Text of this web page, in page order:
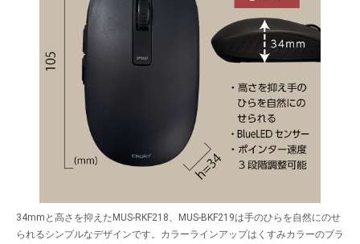
34mmと高さを抑えたMUS-RKF218、MUS-BKF219は手のひらを自然にのせ
られるシンプルなデザインです。カラーラインアップはくすみカラーのブラ